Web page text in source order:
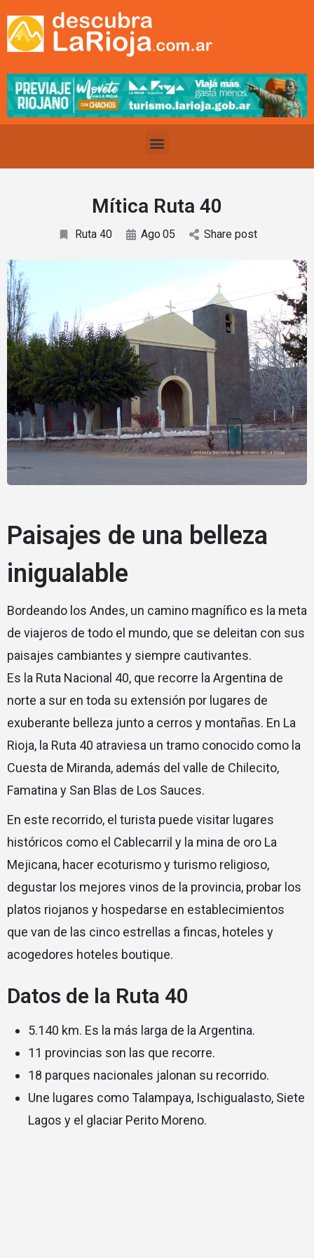
Mítica Ruta 40
Ruta 40 Ago 05 Share post
Paisajes de una belleza
inigualable
Bordeando los Andes, un camino magnífico es la meta
de viajeros de todo el mundo, que se deleitan con sus
paisajes cambiantes y siempre cautivantes.
Es la Ruta Nacional 40, que recorre la Argentina de
norte a sur en toda su extensión por lugares de
exuberante belleza junto a cerros y montañas. En La
Rioja, la Ruta 40 atraviesa un tramo conocido como la
Cuesta de Miranda, además del valle de Chilecito,
Famatina y San Blas de Los Sauces.
En este recorrido, el turista puede visitar lugares
históricos como el Cablecarril y la mina de oro La
Mejicana, hacer ecoturismo y turismo religioso,
degustar los mejores vinos de la provincia, probar los
platos riojanos y hospedarse en establecimientos
que van de las cinco estrellas a fincas, hoteles y
acogedores hoteles boutique.
Datos de la Ruta 40
5.140 km. Es la más larga de la Argentina.
11 provincias son las que recorre.
18 parques nacionales jalonan su recorrido.
Une lugares como Talampaya, Ischigualasto, Siete
Lagos y el glaciar Perito Moreno.